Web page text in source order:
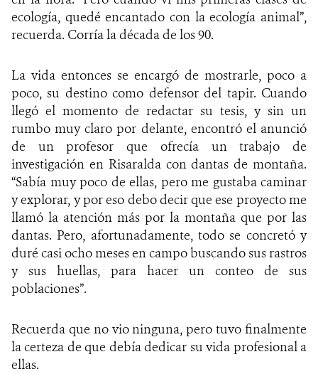
ecología, quedé encantado con la ecología animal”,
recuerda. Corría la década de los 90.
La vida entonces se encargó de mostrarle, poco a
poco, su destino como defensor del tapir. Cuando
llegó el momento de redactar su tesis, y sin un
rumbo muy claro por delante, encontró el anunció
de un profesor que ofrecía un trabajo de
investigación en Risaralda con dantas de montaña.
“Sabía muy poco de ellas, pero me gustaba caminar
y explorar, y por eso debo decir que ese proyecto me
llamó la atención más por la montaña que por las
dantas. Pero, afortunadamente, todo se concretó y
duré casi ocho meses en campo buscando sus rastros
y sus huellas, para hacer un conteo de sus
poblaciones”.
Recuerda que no vio ninguna, pero tuvo finalmente
la certeza de que debía dedicar su vida profesional a
ellas.